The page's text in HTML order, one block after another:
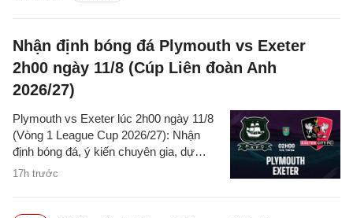
Nhận định bóng đá Plymouth vs Exeter
2h00 ngày 11/8 (Cúp Liên đoàn Anh
2026/27)
17h trước
Plymouth vs Exeter lúc 2h00 ngày 11/8
(Vòng 1 League Cup 2026/27): Nhận
định bóng đá, ý kiến chuyên gia, dự
đoán kết quả, phân tích trận đấu, thống